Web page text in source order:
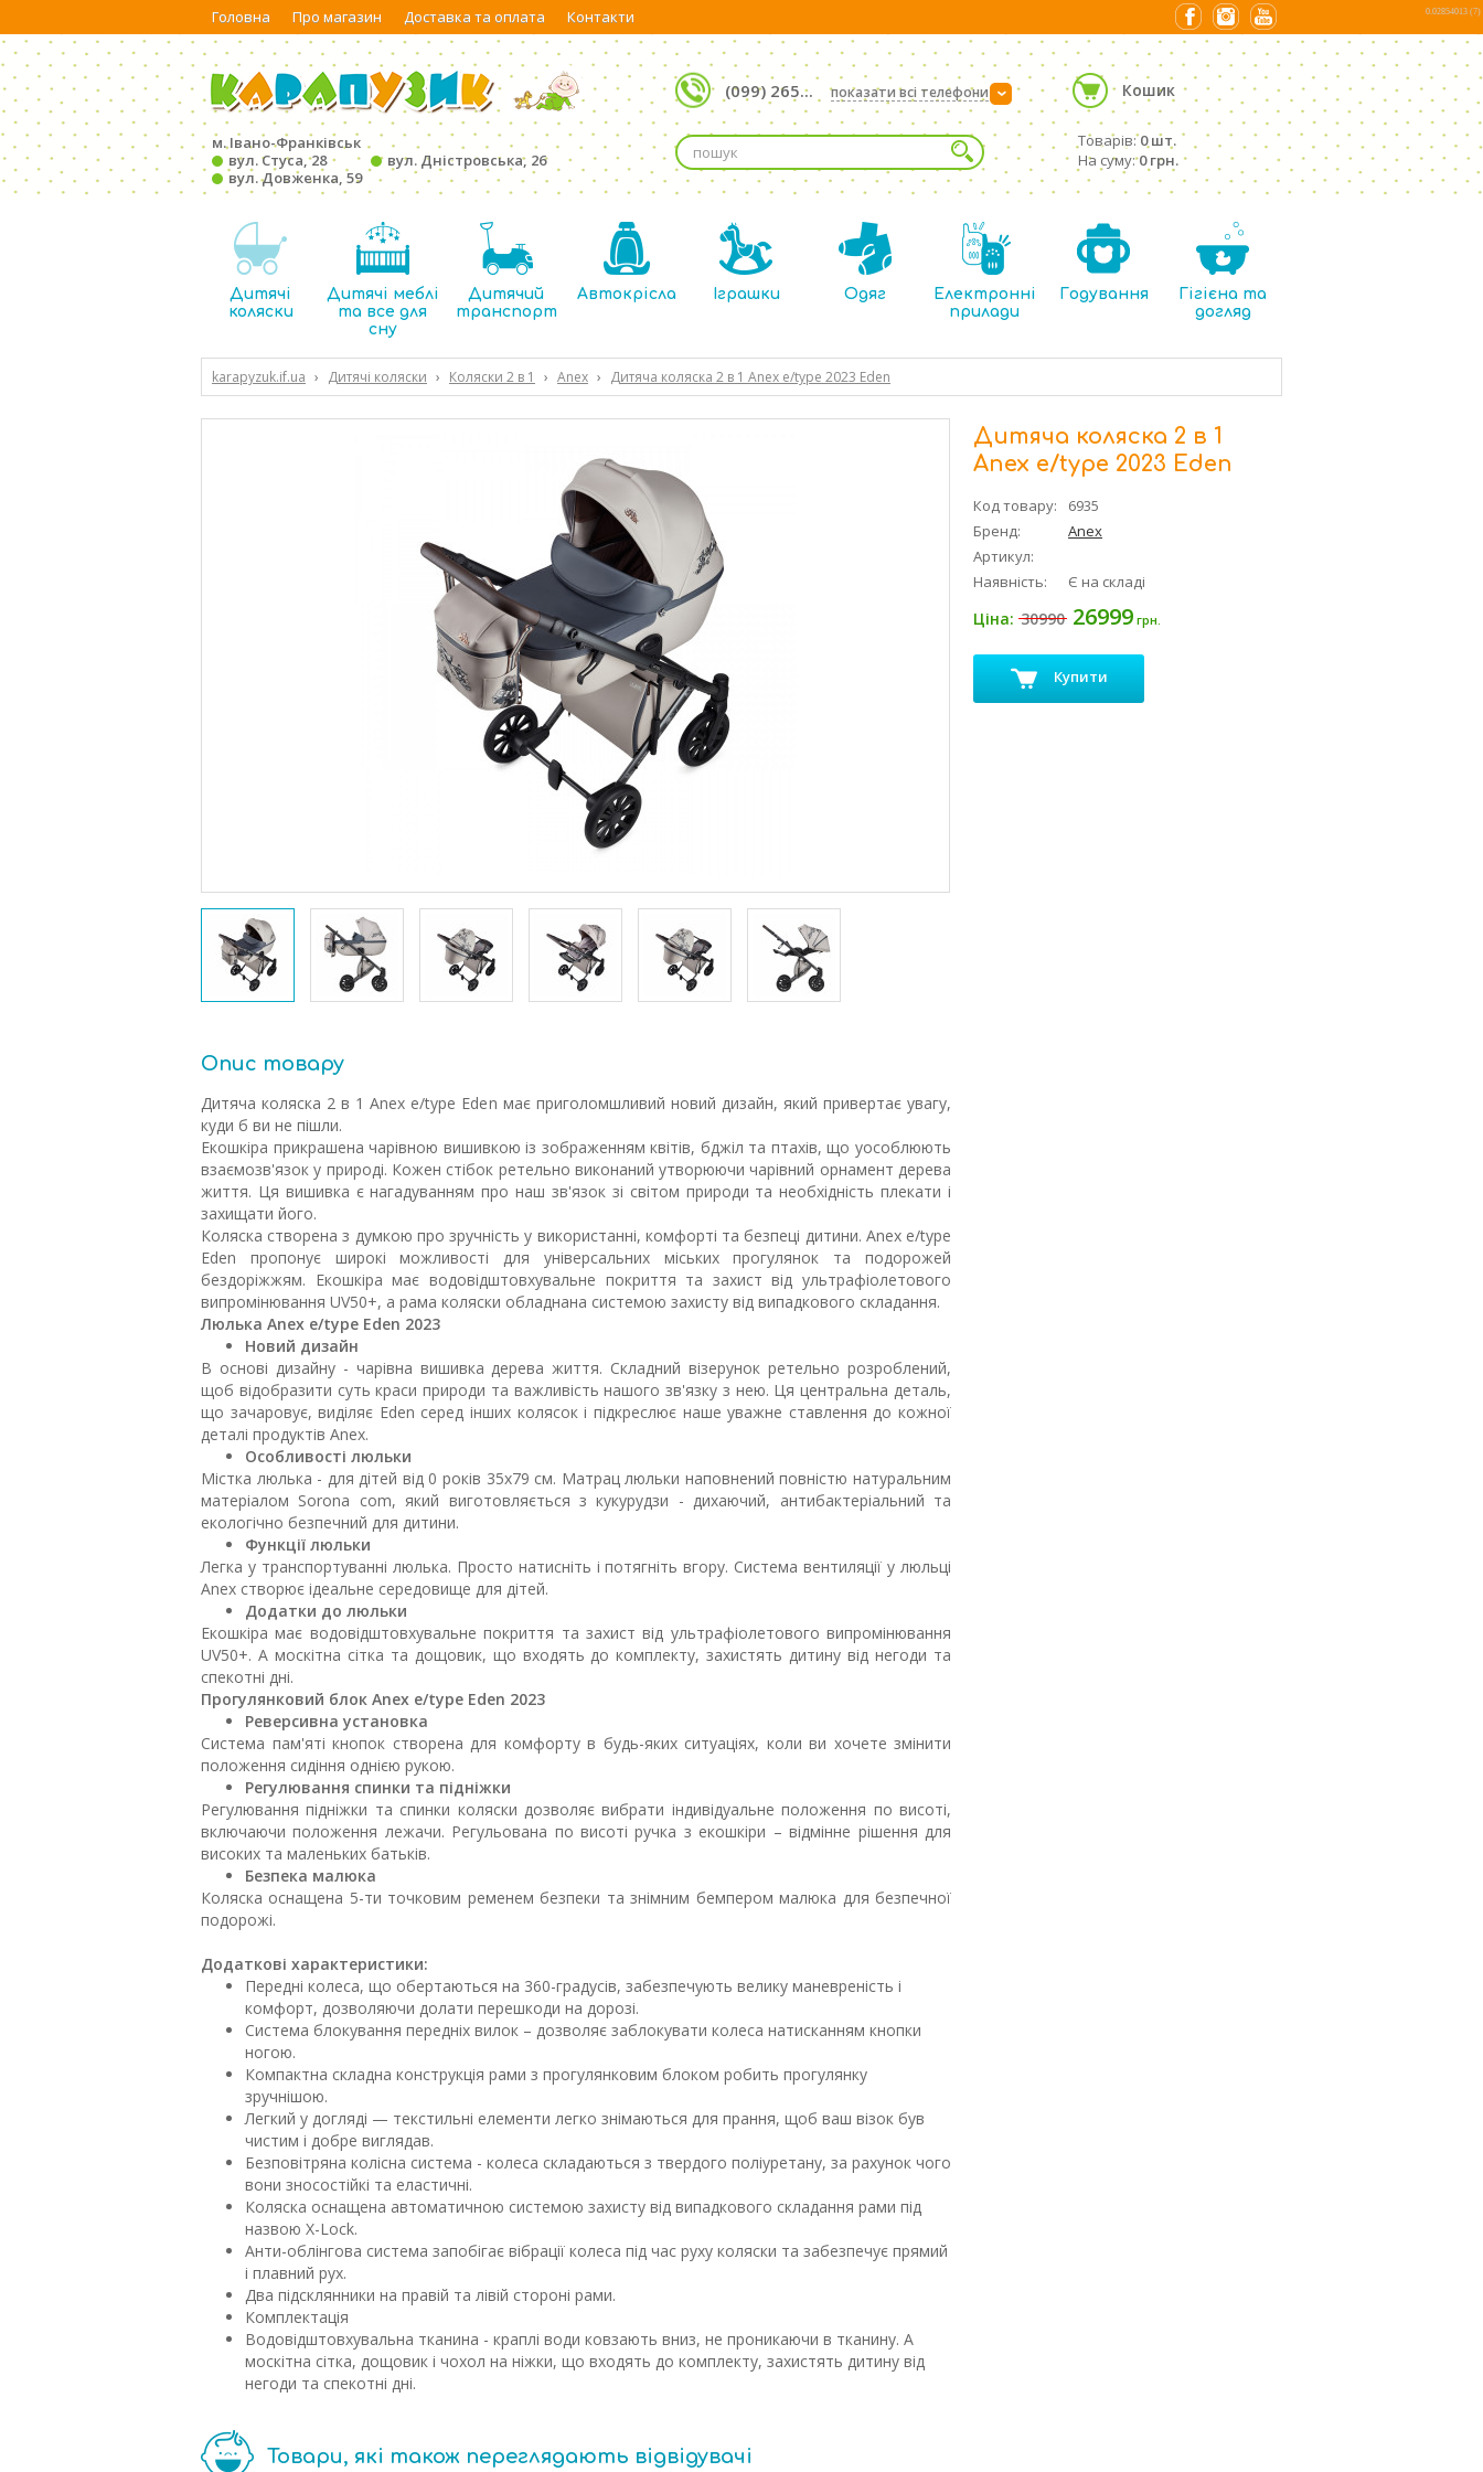
Головна Про магазин Доставка та оплата Контакти
м. Івано-Франківськ
вул. Стуса, 28
вул. Дністровська, 26
вул. Довженка, 59
(099) 265... ›
показати всі телефони Кошик
Товарів:0 шт.
На суму:0 грн.
Дитячі
коляски
Дитячі меблі
та все для
сну
Дитячий
транспорт
Автокрісла Іграшки Одяг
Електронні
прилади
Годування
Гігієна та
догляд
karapyzuk.if.ua › Дитячі коляски › Коляски 2 в 1 › Anex › Дитяча коляска 2 в 1 Anex e/type 2023 Eden
Дитяча коляска 2 в 1
Anex e/type 2023 Eden
Код товару:
6935
Бренд:
Anex
Артикул:
Наявність:
Є на складі
Ціна: 30990 26999 грн.
Купити
Опис товару
Дитяча коляска 2 в 1 Anex e/type Eden має приголомшливий новий дизайн, який привертає увагу,
куди б ви не пішли.
Екошкіра прикрашена чарівною вишивкою із зображенням квітів, бджіл та птахів, що уособлюють
взаємозв'язок у природі. Кожен стібок ретельно виконаний утворюючи чарівний орнамент дерева
життя. Ця вишивка є нагадуванням про наш зв'язок зі світом природи та необхідність плекати і
захищати його.
Коляска створена з думкою про зручність у використанні, комфорті та безпеці дитини. Anex e/type
Eden пропонує широкі можливості для універсальних міських прогулянок та подорожей
бездоріжжям. Екошкіра має водовідштовхувальне покриття та захист від ультрафіолетового
випромінювання UV50+, а рама коляски обладнана системою захисту від випадкового складання.
Люлька Anex e/type Eden 2023
Новий дизайн
В основі дизайну - чарівна вишивка дерева життя. Складний візерунок ретельно розроблений,
щоб відобразити суть краси природи та важливість нашого зв'язку з нею. Ця центральна деталь,
що зачаровує, виділяє Eden серед інших колясок і підкреслює наше уважне ставлення до кожної
деталі продуктів Anex.
Особливості люльки
Містка люлька - для дітей від 0 років 35х79 см. Матрац люльки наповнений повністю натуральним
матеріалом Sorona com, який виготовляється з кукурудзи - дихаючий, антибактеріальний та
екологічно безпечний для дитини.
Функції люльки
Легка у транспортуванні люлька. Просто натисніть і потягніть вгору. Система вентиляції у люльці
Anex створює ідеальне середовище для дітей.
Додатки до люльки
Екошкіра має водовідштовхувальне покриття та захист від ультрафіолетового випромінювання
UV50+. А москітна сітка та дощовик, що входять до комплекту, захистять дитину від негоди та
спекотні дні.
Прогулянковий блок Anex e/type Eden 2023
Реверсивна установка
Система пам'яті кнопок створена для комфорту в будь-яких ситуаціях, коли ви хочете змінити
положення сидіння однією рукою.
Регулювання спинки та підніжки
Регулювання підніжки та спинки коляски дозволяє вибрати індивідуальне положення по висоті,
включаючи положення лежачи. Регульована по висоті ручка з екошкіри – відмінне рішення для
високих та маленьких батьків.
Безпека малюка
Коляска оснащена 5-ти точковим ременем безпеки та знімним бемпером малюка для безпечної
подорожі.
Додаткові характеристики:
Передні колеса, що обертаються на 360-градусів, забезпечують велику маневреність і
комфорт, дозволяючи долати перешкоди на дорозі.
Система блокування передніх вилок – дозволяє заблокувати колеса натисканням кнопки
ногою.
Компактна складна конструкція рами з прогулянковим блоком робить прогулянку
зручнішою.
Легкий у догляді — текстильні елементи легко знімаються для прання, щоб ваш візок був
чистим і добре виглядав.
Безповітряна колісна система - колеса складаються з твердого поліуретану, за рахунок чого
вони зносостійкі та еластичні.
Коляска оснащена автоматичною системою захисту від випадкового складання рами під
назвою X-Lock.
Анти-облінгова система запобігає вібрації колеса під час руху коляски та забезпечує прямий
і плавний рух.
Два підсклянники на правій та лівій стороні рами.
Комплектація
Водовідштовхувальна тканина - краплі води ковзають вниз, не проникаючи в тканину. А
москітна сітка, дощовик і чохол на ніжки, що входять до комплекту, захистять дитину від
негоди та спекотні дні.
Товари, які також переглядають відвідувачі
0.02854013 (7)